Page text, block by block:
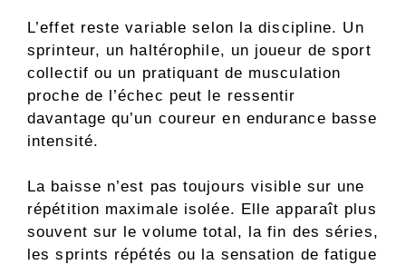
L’effet reste variable selon la discipline. Un
sprinteur, un haltérophile, un joueur de sport
collectif ou un pratiquant de musculation
proche de l’échec peut le ressentir
davantage qu’un coureur en endurance basse
intensité.
La baisse n’est pas toujours visible sur une
répétition maximale isolée. Elle apparaît plus
souvent sur le volume total, la fin des séries,
les sprints répétés ou la sensation de fatigue